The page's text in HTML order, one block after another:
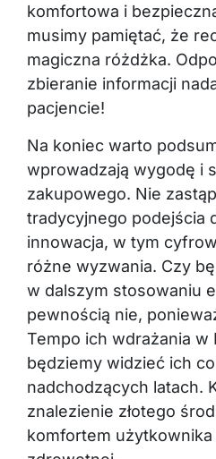
komfortowa i
musimy pamiętać, że
magiczna różdżka.
zbieranie informacji
pacjencie!
Na koniec warto
wprowadzają wygodę i
zakupowego. Nie
tradycyjnego podejścia
innowacja, w tym
różne wyzwania. Czy
w dalszym stosowaniu
pewnością nie,
Tempo ich wdrażania w
będziemy widzieć ich
nadchodzących latach.
znalezienie złotego
komfortem użytkownika